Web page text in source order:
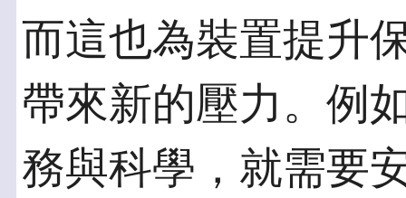
而這也為裝置提升
帶來新的壓力。例
務與科學，就需要